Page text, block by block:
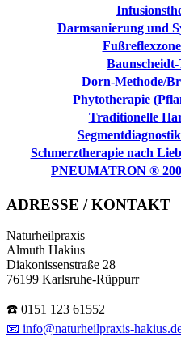
Darmsanierung und
Dorn-Methode/
Phytotherapie
Traditionelle
Schmerztherapie nach
PNEUMATRON ®
ADRESSE / KONTAKT
Naturheilpraxis
Almuth Hakius
Diakonissenstraße 28
76199 Karlsruhe-Rüppurr
☎️ 0151 123 61552
📧 info@naturheilpraxis-